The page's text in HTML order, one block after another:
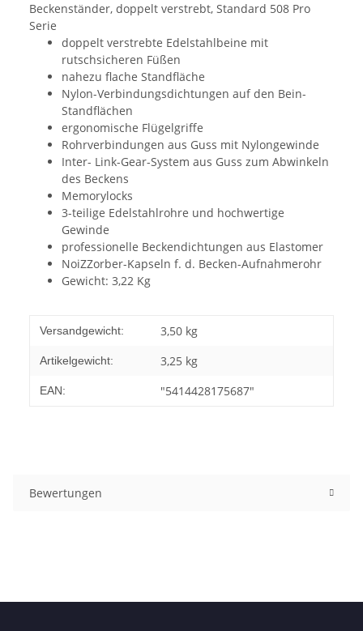
Beckenständer, doppelt verstrebt, Standard 508 Pro
Serie
doppelt verstrebte Edelstahlbeine mit
rutschsicheren Füßen
nahezu flache Standfläche
Nylon-Verbindungsdichtungen auf den Bein-
Standflächen
ergonomische Flügelgriffe
Rohrverbindungen aus Guss mit Nylongewinde
Inter- Link-Gear-System aus Guss zum Abwinkeln
des Beckens
Memorylocks
3-teilige Edelstahlrohre und hochwertige
Gewinde
professionelle Beckendichtungen aus Elastomer
NoiZZorber-Kapseln f. d. Becken-Aufnahmerohr
Gewicht: 3,22 Kg
Versandgewicht: 3,50 kg
Artikelgewicht: 3,25 kg
EAN: "5414428175687"
Bewertungen